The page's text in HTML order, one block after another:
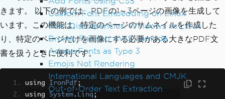
Custom Font Embedding on Linux
Font Discrepancies: Windows vs Linux
Broken Font on AWS Lambda
Adobe Fonts as Type 3
Emojis Not Rendering
International Languages and CMJK
Out-of-Order Text Extraction
きます。 以下の例では、PDFの1～3ページの画像を生成して
います。この機能は、特定のページのサムネイルを作成した
り、特定のページだけを画像にする必要がある大きなPDF文
書を扱うときに便利です。
using IronPdf ;
using System . Linq ;